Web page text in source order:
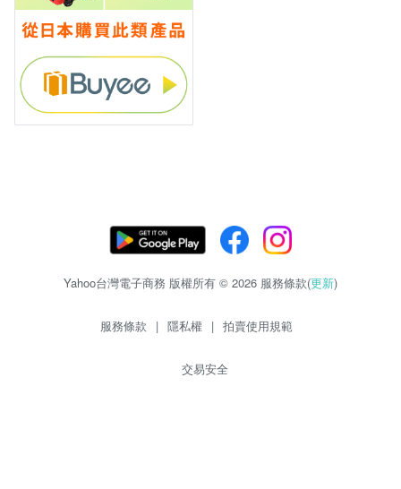
Yahoo台灣電子商務 版權所有 © 2026 服務條款(更新)
服務條款 | 隱私權 | 拍賣使用規範
交易安全